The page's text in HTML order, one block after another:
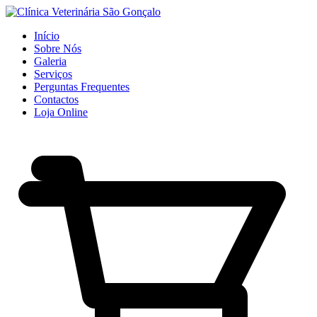
Início
Sobre Nós
Galeria
Serviços
Perguntas Frequentes
Contactos
Loja Online